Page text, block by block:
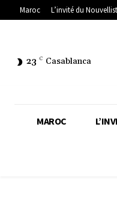
Maroc L’invité du
23 C Casablanca
MAROC